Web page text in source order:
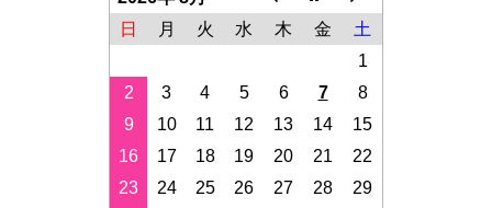
日
月 火 水 木 金
土
1
2
3 4 5 6 7
8
9
10 11 12 13 14
15
16
17 18 19 20 21
22
23
24 25 26 27 28
29